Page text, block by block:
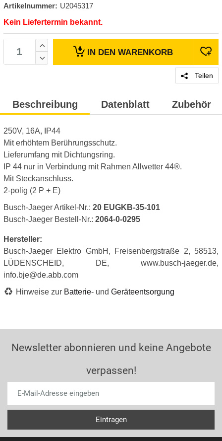
Artikelnummer: U2045317
Kein Liefertermin bekannt.
IN DEN WARENKORB
Teilen
Beschreibung Datenblatt Zubehör
250V, 16A, IP44
Mit erhöhtem Berührungsschutz.
Lieferumfang mit Dichtungsring.
IP 44 nur in Verbindung mit Rahmen Allwetter 44®.
Mit Steckanschluss.
2-polig (2 P + E)
Busch-Jaeger Artikel-Nr.: 20 EUGKB-35-101
Busch-Jaeger Bestell-Nr.: 2064-0-0295
Hersteller:
Busch-Jaeger Elektro GmbH, Freisenbergstraße 2, 58513,
LÜDENSCHEID, DE, www.busch-jaeger.de,
info.bje@de.abb.com
Hinweise zur Batterie- und Geräteentsorgung
Newsletter abonnieren und keine Angebote
verpassen!